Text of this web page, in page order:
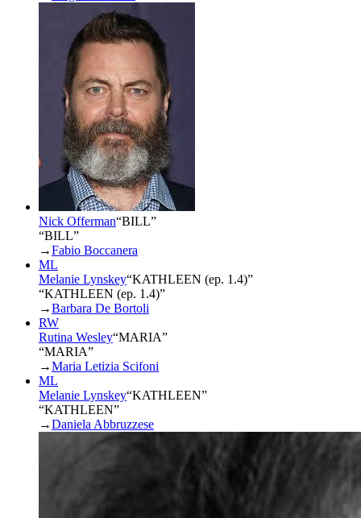
Nick Offerman“BILL”
“BILL”
→Fabio Boccanera
ML
Melanie Lynskey“KATHLEEN (ep. 1.4)”
“KATHLEEN (ep. 1.4)”
→Barbara De Bortoli
RW
Rutina Wesley“MARIA”
“MARIA”
→Maria Letizia Scifoni
ML
Melanie Lynskey“KATHLEEN”
“KATHLEEN”
→Daniela Abbruzzese